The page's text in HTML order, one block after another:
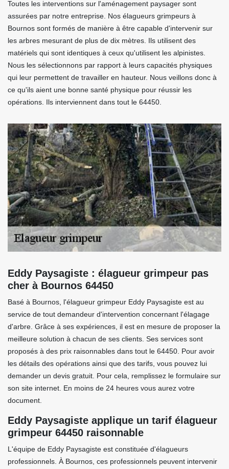
Toutes les interventions sur l'aménagement paysager sont
assurées par notre entreprise. Nos élagueurs grimpeurs à
Bournos sont formés de manière à être capable d'intervenir sur
les arbres mesurant de plus de dix mètres. Ils utilisent des
matériels qui sont identiques à ceux qu'utilisent les alpinistes.
Nous les sélectionnons par rapport à leurs capacités physiques
qui leur permettent de travailler en hauteur. Nous veillons donc à
ce qu'ils aient une bonne santé physique pour réussir les
opérations. Ils interviennent dans tout le 64450.
Eddy Paysagiste : élagueur grimpeur pas
cher à Bournos 64450
Basé à Bournos, l'élagueur grimpeur Eddy Paysagiste est au
service de tout demandeur d'intervention concernant l'élagage
d'arbre. Grâce à ses expériences, il est en mesure de proposer la
meilleure solution à chacun de ses clients. Ses services sont
proposés à des prix raisonnables dans tout le 64450. Pour avoir
les détails des opérations ainsi que des tarifs, vous pouvez lui
demander un devis gratuit. Pour cela, remplissez le formulaire sur
son site internet. En moins de 24 heures vous aurez votre
document.
Eddy Paysagiste applique un tarif élagueur
grimpeur 64450 raisonnable
L'équipe de Eddy Paysagiste est constituée d'élagueurs
professionnels. À Bournos, ces professionnels peuvent intervenir